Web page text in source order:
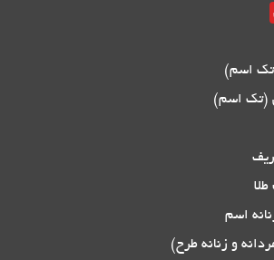
اسم)
(تک اسم)
اسم
و زنانه طرح)